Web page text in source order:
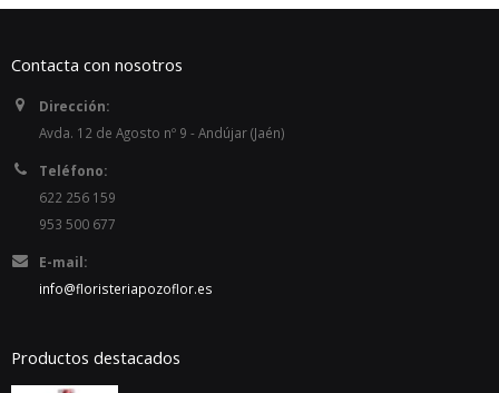
Contacta con nosotros
Dirección:
Avda. 12 de Agosto nº 9 - Andújar (Jaén)
Teléfono:
622 256 159
953 500 677
E-mail:
info@floristeriapozoflor.es
Productos destacados